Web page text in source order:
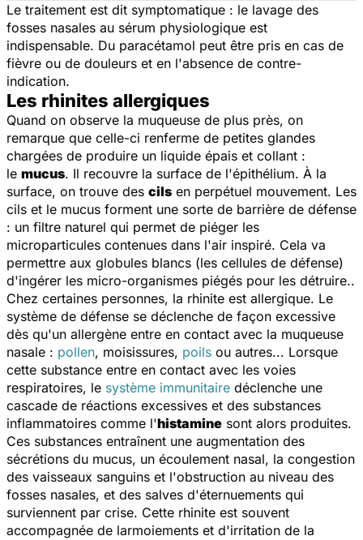
Le traitement est dit symptomatique : le lavage des
fosses nasales au sérum physiologique est
indispensable. Du paracétamol peut être pris en cas de
fièvre ou de douleurs et en l'absence de contre-
indication.
Les rhinites allergiques
Quand on observe la muqueuse de plus près, on
remarque que celle-ci renferme de petites glandes
chargées de produire un liquide épais et collant :
le mucus. Il recouvre la surface de l'épithélium. À la
surface, on trouve des cils en perpétuel mouvement. Les
cils et le mucus forment une sorte de barrière de défense
: un filtre naturel qui permet de piéger les
microparticules contenues dans l'air inspiré. Cela va
permettre aux globules blancs (les cellules de défense)
d'ingérer les micro-organismes piégés pour les détruire..
Chez certaines personnes, la rhinite est allergique. Le
système de défense se déclenche de façon excessive
dès qu'un allergène entre en contact avec la muqueuse
nasale : pollen, moisissures, poils ou autres... Lorsque
cette substance entre en contact avec les voies
respiratoires, le système immunitaire déclenche une
cascade de réactions excessives et des substances
inflammatoires comme l'histamine sont alors produites.
Ces substances entraînent une augmentation des
sécrétions du mucus, un écoulement nasal, la congestion
des vaisseaux sanguins et l'obstruction au niveau des
fosses nasales, et des salves d'éternuements qui
surviennent par crise. Cette rhinite est souvent
accompagnée de larmoiements et d'irritation de la